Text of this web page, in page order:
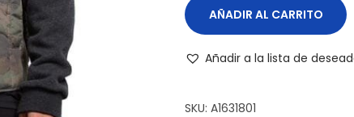
AÑADIR AL CARRITO
Añadir a la lista de
SKU: A1631801